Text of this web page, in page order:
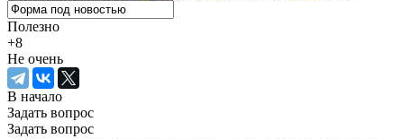
Полезно
+8
Не очень
В начало
Задать вопрос
Задать вопрос